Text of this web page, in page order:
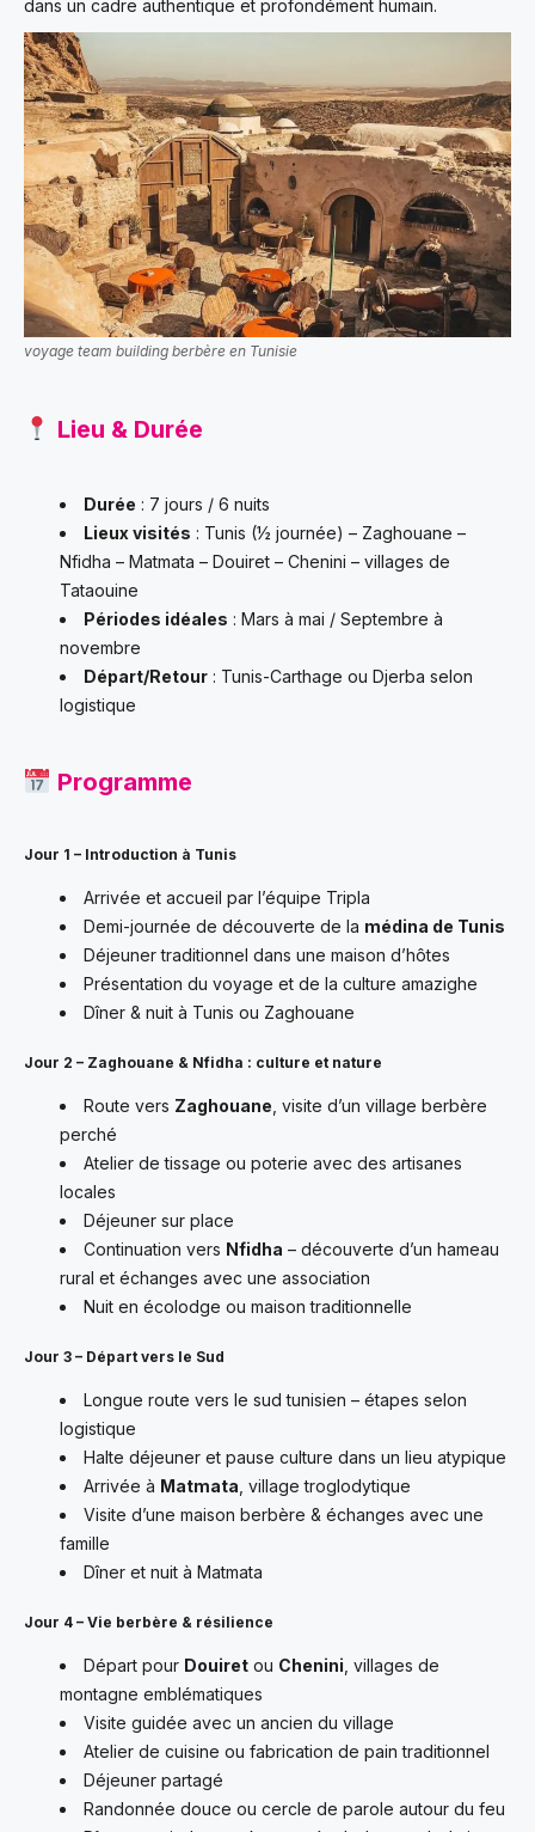
dans un cadre authentique et profondément humain.
voyage team building berbère en Tunisie
Lieu & Durée
Durée : 7 jours / 6 nuits
Lieux visités : Tunis (½ journée) – Zaghouane –
Nfidha – Matmata – Douiret – Chenini – villages de
Tataouine
Périodes idéales : Mars à mai / Septembre à
novembre
Départ/Retour : Tunis-Carthage ou Djerba selon
logistique
Programme
Jour 1 – Introduction à Tunis
Arrivée et accueil par l’équipe Tripla
Demi-journée de découverte de la médina de Tunis
Déjeuner traditionnel dans une maison d’hôtes
Présentation du voyage et de la culture amazighe
Dîner & nuit à Tunis ou Zaghouane
Jour 2 – Zaghouane & Nfidha : culture et nature
Route vers Zaghouane , visite d’un village berbère
perché
Atelier de tissage ou poterie avec des artisanes
locales
Déjeuner sur place
Continuation vers Nfidha – découverte d’un hameau
rural et échanges avec une association
Nuit en écolodge ou maison traditionnelle
Jour 3 – Départ vers le Sud
Longue route vers le sud tunisien – étapes selon
logistique
Halte déjeuner et pause culture dans un lieu atypique
Arrivée à Matmata , village troglodytique
Visite d’une maison berbère & échanges avec une
famille
Dîner et nuit à Matmata
Jour 4 – Vie berbère & résilience
Départ pour Douiret ou Chenini , villages de
montagne emblématiques
Visite guidée avec un ancien du village
Atelier de cuisine ou fabrication de pain traditionnel
Déjeuner partagé
Randonnée douce ou cercle de parole autour du feu